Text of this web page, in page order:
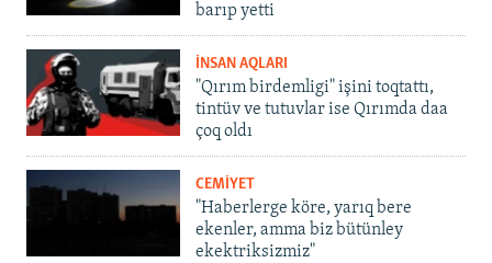
barıp yetti
İNSAN AQLARI
"Qırım birdemligi" işini toqtattı,
tintüv ve tutuvlar ise Qırımda daa
çoq oldı
CEMİYET
"Haberlerge köre, yarıq bere
ekenler, amma biz bütünley
ekektriksizmiz"